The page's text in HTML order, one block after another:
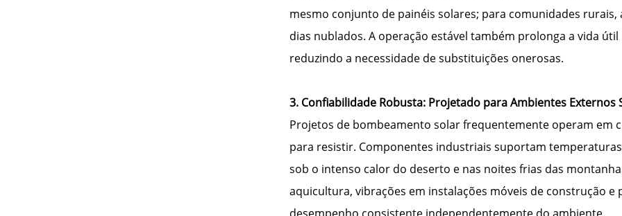
mesmo conjunto de painéis solares; para comunidades rurais,
dias nublados. A operação estável também prolonga a vida
reduzindo a necessidade de substituições onerosas.
3. Confiabilidade Robusta: Projetado para Ambientes Externos
Projetos de bombeamento solar frequentemente operam em
para resistir. Componentes industriais suportam
sob o intenso calor do deserto e nas noites frias das
aquicultura, vibrações em instalações móveis de construção